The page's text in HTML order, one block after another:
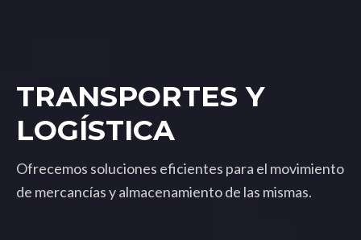
TRANSPORTES Y
LOGÍSTICA
Ofrecemos soluciones eficientes para el movimiento
de mercancías y almacenamiento de las mismas.